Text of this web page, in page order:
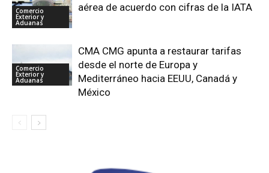
Comercio
Exterior y
Aduanas
aérea de acuerdo con cifras de la IATA
Comercio
Exterior y
Aduanas
CMA CMG apunta a restaurar tarifas
desde el norte de Europa y
Mediterráneo hacia EEUU, Canadá y
México